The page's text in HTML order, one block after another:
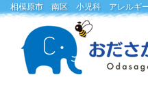
相模原市 南区 小児科 アレルギ